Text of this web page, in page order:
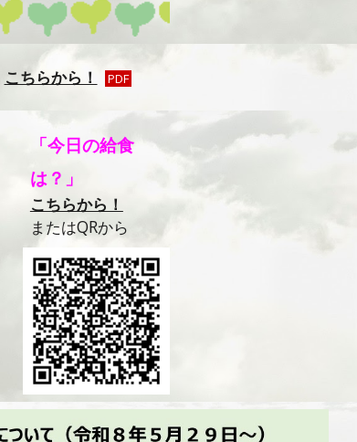
こちらから！ PDF
「今日の給食
は？」
こちらから！
またはQRから